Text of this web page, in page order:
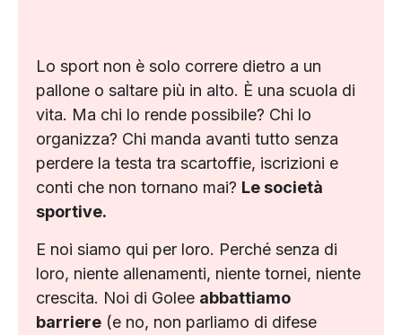
Lo sport non è solo correre dietro a un
pallone o saltare più in alto. È una scuola di
vita. Ma chi lo rende possibile? Chi lo
organizza? Chi manda avanti tutto senza
perdere la testa tra scartoffie, iscrizioni e
conti che non tornano mai? Le società
sportive.
E noi siamo qui per loro. Perché senza di
loro, niente allenamenti, niente tornei, niente
crescita. Noi di Golee abbattiamo
barriere (e no, non parliamo di difese